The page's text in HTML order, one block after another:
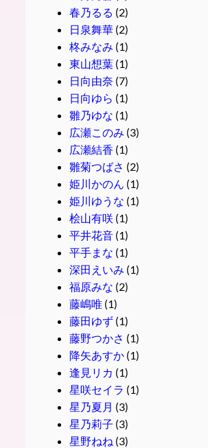
春乃るる (2)
日泉舞華(2)
柊みなみ (1)
東山想葉(1)
日向由奈 (7)
日向ゆら (1)
雛乃ゆな (1)
広瀬このみ (3)
広瀬結香 (1)
雛菊つばさ (2)
姫川かのん (1)
姫川ゆうな (1)
桧山有咲(1)
平井花音(1)
平手まな (1)
深田えいみ (1)
福原みな (2)
藤嶋唯(1)
藤田ゆず(1)
藤野つかさ (1)
降矢あすか(1)
逢見リカ (1)
星咲セイラ (1)
星乃夏月 (3)
星乃莉子 (3)
星野ねね (3)